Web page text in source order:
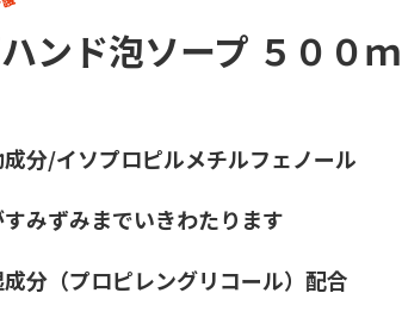
ンド泡ソープ ５００
分/イソプロピルメチルフェノール
みずみまでいきわたります
分（プロピレングリコール）配合